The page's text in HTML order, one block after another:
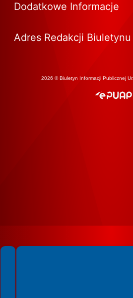
Dodatkowe Informacje
Adres Redakcji Biuletynu
2026 © Biuletyn Informacji Publicznej
Spełniamy standardy WCAG 2.2
Spełniamy standardy W3C